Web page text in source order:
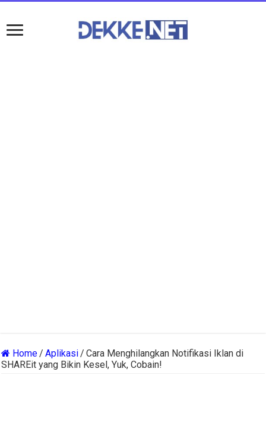
Home/ Aplikasi/ Cara Menghilangkan Notifikasi Iklan di
SHAREit yang Bikin Kesel, Yuk, Cobain!